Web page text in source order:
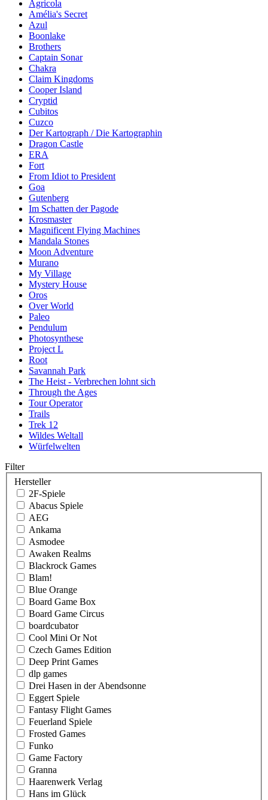
Agricola
Amélia's Secret
Azul
Boonlake
Brothers
Captain Sonar
Chakra
Claim Kingdoms
Cooper Island
Cryptid
Cubitos
Cuzco
Der Kartograph / Die Kartographin
Dragon Castle
ERA
Fort
From Idiot to President
Goa
Gutenberg
Im Schatten der Pagode
Krosmaster
Magnificent Flying Machines
Mandala Stones
Moon Adventure
Murano
My Village
Mystery House
Oros
Over World
Paleo
Pendulum
Photosynthese
Project L
Root
Savannah Park
The Heist - Verbrechen lohnt sich
Through the Ages
Tour Operator
Trails
Trek 12
Wildes Weltall
Würfelwelten
Filter
Hersteller
2F-Spiele
Abacus Spiele
AEG
Ankama
Asmodee
Awaken Realms
Blackrock Games
Blam!
Blue Orange
Board Game Box
Board Game Circus
boardcubator
Cool Mini Or Not
Czech Games Edition
Deep Print Games
dlp games
Drei Hasen in der Abendsonne
Eggert Spiele
Fantasy Flight Games
Feuerland Spiele
Frosted Games
Funko
Game Factory
Granna
Haarenwerk Verlag
Hans im Glück